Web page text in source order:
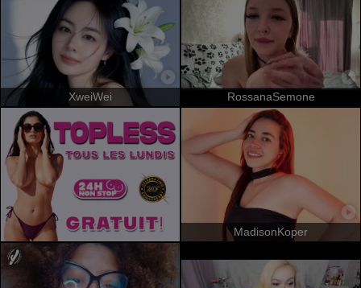
XweiWei RossanaSemone
MadisonKoper